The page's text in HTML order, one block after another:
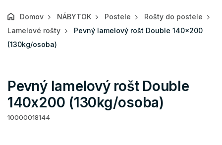
Domov NÁBYTOK Postele
Rošty do postele
Lamelové rošty
Pevný lamelový rošt Double 140x200
(130kg/osoba)
Pevný lamelový rošt Double
140x200 (130kg/osoba)
10000018144